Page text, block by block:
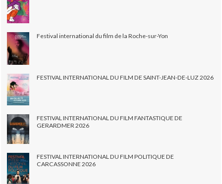
Festival international du film de la Roche-sur-Yon
FESTIVAL INTERNATIONAL DU FILM DE SAINT-JEAN-DE-LUZ 2026
FESTIVAL INTERNATIONAL DU FILM FANTASTIQUE DE
GERARDMER 2026
FESTIVAL INTERNATIONAL DU FILM POLITIQUE DE
CARCASSONNE 2026